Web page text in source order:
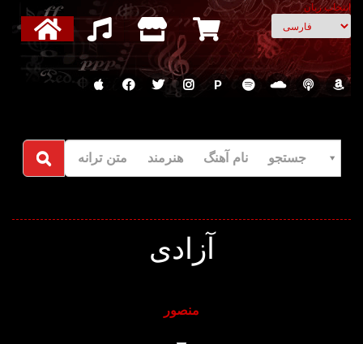
انتخاب زبان
P
جستجو نام آهنگ هنرمند متن ترانه
آزادی
منصور